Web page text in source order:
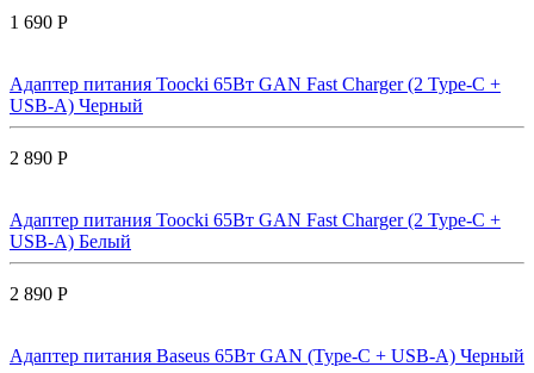
1 690 Р
Адаптер питания Toocki 65Вт GAN Fast Charger (2 Type-C +
USB-A) Черный
2 890 Р
Адаптер питания Toocki 65Вт GAN Fast Charger (2 Type-C +
USB-A) Белый
2 890 Р
Адаптер питания Baseus 65Вт GAN (Type-C + USB-A) Черный